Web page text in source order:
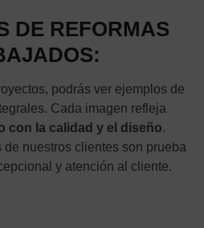
DE REFORMAS
podrás ver ejemplos de
Cada imagen refleja
con la calidad y el diseño.
nuestros clientes son prueba
y atención al cliente.